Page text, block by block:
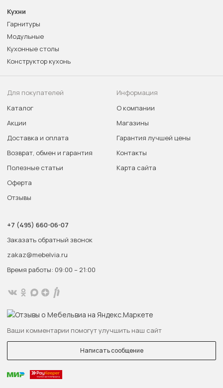
Кухни
Гарнитуры
Модульные
Кухонные столы
Конструктор кухонь
Для покупателей
Каталог
Акции
Доставка и оплата
Возврат, обмен и гарантия
Полезные статьи
Оферта
Отзывы
Информация
О компании
Магазины
Гарантия лучшей цены
Контакты
Карта сайта
+7 (495) 660-06-07
Заказать обратный звонок
zakaz@mebelvia.ru
Время работы: 09:00 – 21:00
Ваши комментарии помогут улучшить наш сайт
Написать сообщение